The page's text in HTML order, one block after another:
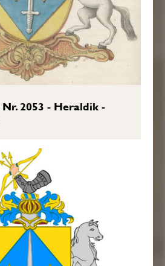
Borgkvist Ljung,
2053 - Heraldik -